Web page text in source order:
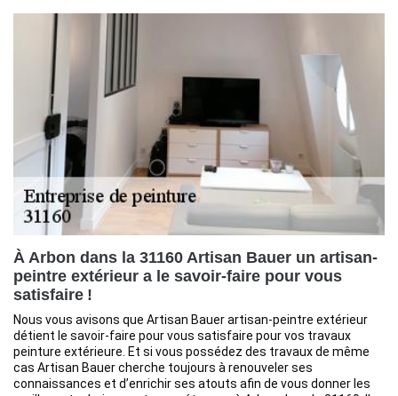
À Arbon dans la 31160 Artisan Bauer un artisan-
peintre extérieur a le savoir-faire pour vous
satisfaire !
Nous vous avisons que Artisan Bauer artisan-peintre extérieur
détient le savoir-faire pour vous satisfaire pour vos travaux
peinture extérieure. Et si vous possédez des travaux de même
cas Artisan Bauer cherche toujours à renouveler ses
connaissances et d’enrichir ses atouts afin de vous donner les